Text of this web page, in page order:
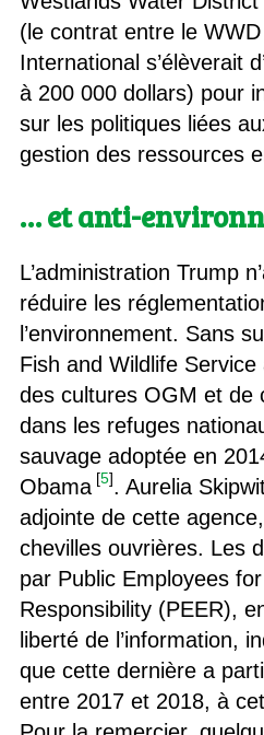
(le contrat entre le
International s’élèverait
à 200 000 dollars) pour
sur les politiques liées
gestion des ressources
… et anti-
L’administration Trump
réduire les
l’environnement. Sans
Fish and Wildlife Service
des cultures OGM et de
dans les refuges
sauvage adoptée en
Obama [5]. Aurelia
adjointe de cette
chevilles ouvrières. Les
par Public Employees
Responsibility (PEER),
liberté de l’information,
que cette dernière a
entre 2017 et 2018, à